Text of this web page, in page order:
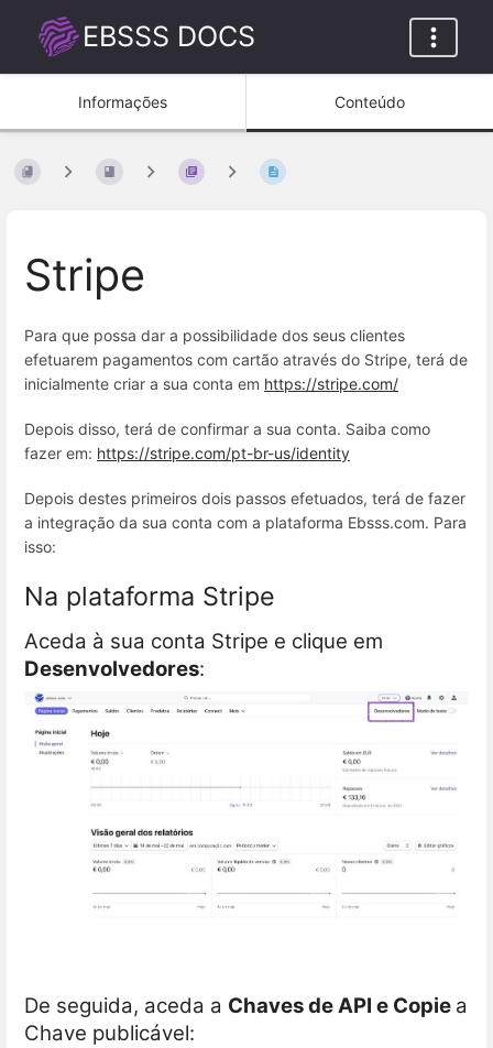
EBSSS DOCS
Informações Conteúdo
Stripe
Para que possa dar a possibilidade dos seus clientes
efetuarem pagamentos com cartão através do Stripe, terá de
inicialmente criar a sua conta em https://stripe.com/
Depois disso, terá de confirmar a sua conta. Saiba como
fazer em: https://stripe.com/pt-br-us/identity
Depois destes primeiros dois passos efetuados, terá de fazer
a integração da sua conta com a plataforma Ebsss.com. Para
isso:
Na plataforma Stripe
Aceda à sua conta Stripe e clique em
Desenvolvedores:
De seguida, aceda a Chaves de API e Copie a
Chave publicável: